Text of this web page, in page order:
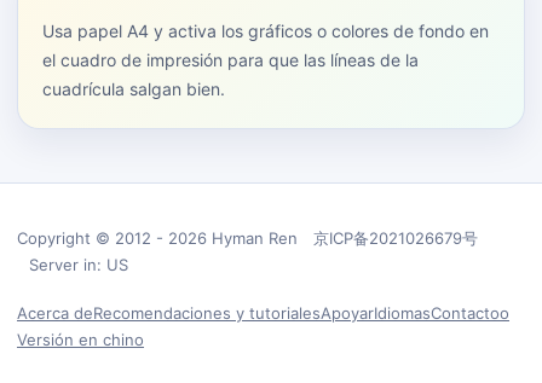
Usa papel A4 y activa los gráficos o colores de fondo en
el cuadro de impresión para que las líneas de la
cuadrícula salgan bien.
Copyright © 2012 - 2026 Hyman Ren 京ICP备2021026679号
Server in: US
Acerca deRecomendaciones y tutorialesApoyarIdiomasContactoo
Versión en chino